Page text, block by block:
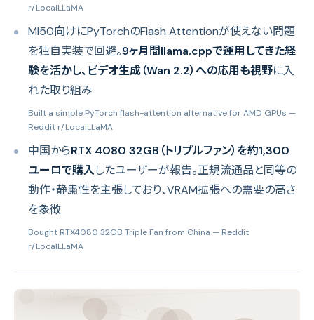
r/LocalLLaMA
MI50向けにPyTorchのFlash Attentionが使えない問題
を独自実装で回避。9ヶ月間llama.cppで運用してきた経
験を活かし、ビデオ生成（Wan 2.2）への応用も視野に入
れた取り組み
Built a simple PyTorch flash-attention alternative for AMD GPUs —
Reddit r/LocalLLaMA
中国からRTX 4080 32GB（トリプルファン）を約1,300
ユーロで購入したユーザーが報告。正規流通品と同等の
動作・静粛性を主張しており、VRAM拡張への需要の高さ
を象徴
Bought RTX4080 32GB Triple Fan from China — Reddit
r/LocalLLaMA